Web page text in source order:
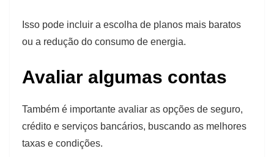
Isso pode incluir a escolha de planos mais baratos
ou a redução do consumo de energia.
Avaliar algumas contas
Também é importante avaliar as opções de seguro,
crédito e serviços bancários, buscando as melhores
taxas e condições.